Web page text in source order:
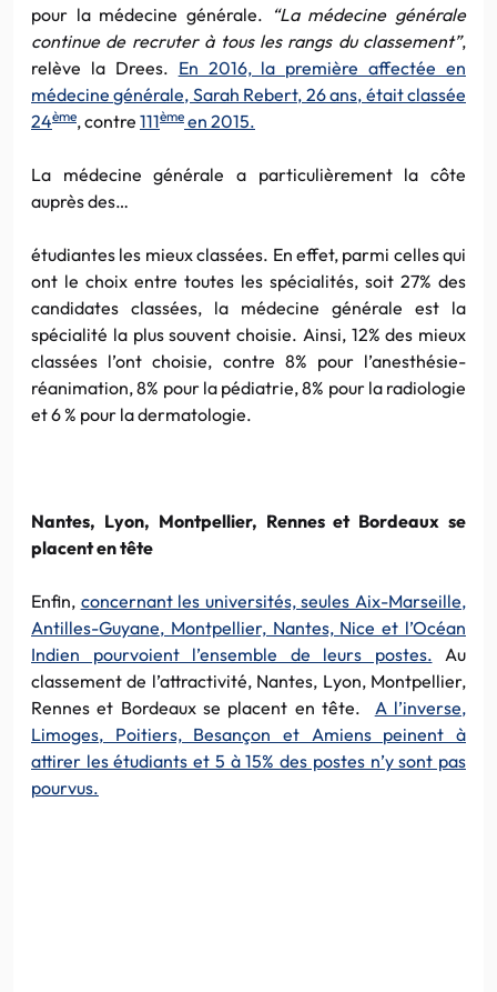
pour la médecine générale. “La médecine générale
continue de recruter à tous les rangs du classement”,
relève la Drees. En 2016, la première affectée en
médecine générale, Sarah Rebert, 26 ans, était classée
24ème, contre 111ème en 2015.
La médecine générale a particulièrement la côte
auprès des…
étudiantes les mieux classées. En effet, parmi celles qui
ont le choix entre toutes les spécialités, soit 27% des
candidates classées, la médecine générale est la
spécialité la plus souvent choisie. Ainsi, 12% des mieux
classées l’ont choisie, contre 8% pour l’anesthésie-
réanimation, 8% pour la pédiatrie, 8% pour la radiologie
et 6 % pour la dermatologie.
Nantes, Lyon, Montpellier, Rennes et Bordeaux se
placent en tête
Enfin, concernant les universités, seules Aix-Marseille,
Antilles-Guyane, Montpellier, Nantes, Nice et l’Océan
Indien pourvoient l’ensemble de leurs postes. Au
classement de l’attractivité, Nantes, Lyon, Montpellier,
Rennes et Bordeaux se placent en tête. A l’inverse,
Limoges, Poitiers, Besançon et Amiens peinent à
attirer les étudiants et 5 à 15% des postes n’y sont pas
pourvus.